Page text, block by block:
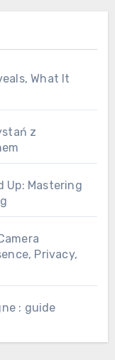
What It
z
Up: Mastering
Privacy,
: guide